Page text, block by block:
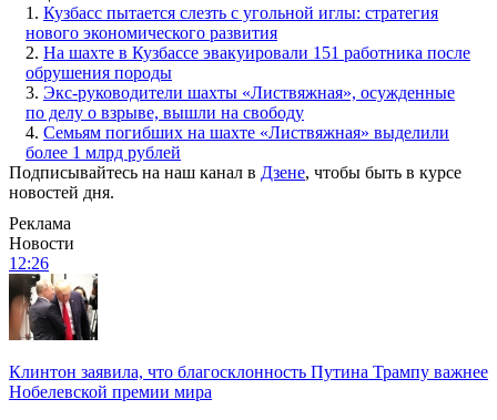
1. Кузбасс пытается слезть с угольной иглы: стратегия
нового экономического развития
2. На шахте в Кузбассе эвакуировали 151 работника после
обрушения породы
3. Экс-руководители шахты «Листвяжная», осужденные
по делу о взрыве, вышли на свободу
4. Семьям погибших на шахте «Листвяжная» выделили
более 1 млрд рублей
Подписывайтесь на наш канал в Дзене, чтобы быть в курсе
новостей дня.
Реклама
Новости
12:26
Клинтон заявила, что благосклонность Путина Трампу важнее
Нобелевской премии мира